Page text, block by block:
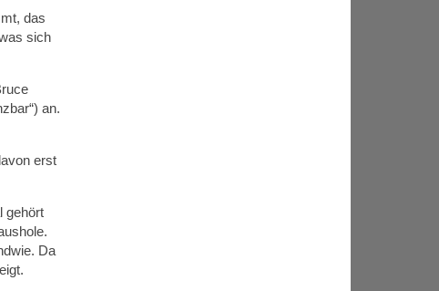
das
sich
an.
erst
gehört
Da